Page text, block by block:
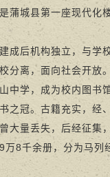
蒲城县第一座现代化
后机构独立，与学校
分离，面向社会开放
中学，成为校内图书
之冠。古籍充实，经
大量丢失，后经征集
万8千余册，分为马列